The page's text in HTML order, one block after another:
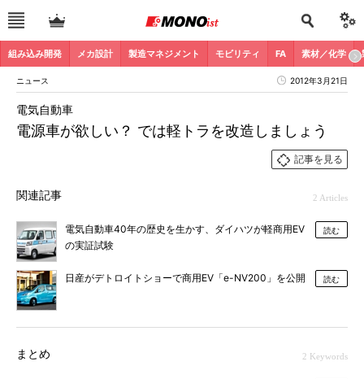
組み込み開発 メカ設計 製造マネジメント モビリティ FA 素材／化学
ニュース 2012年3月21日
電源車が欲しい？ では軽トラを改造しましょう
電気自動車
記事を見る
関連記事 2 Articles
電気自動車40年の歴史を生かす、ダイハツが軽商用EV
の実証試験
読む
日産がデトロイトショーで商用EV「e-NV200」を公開 読む
まとめ 2 Keywords